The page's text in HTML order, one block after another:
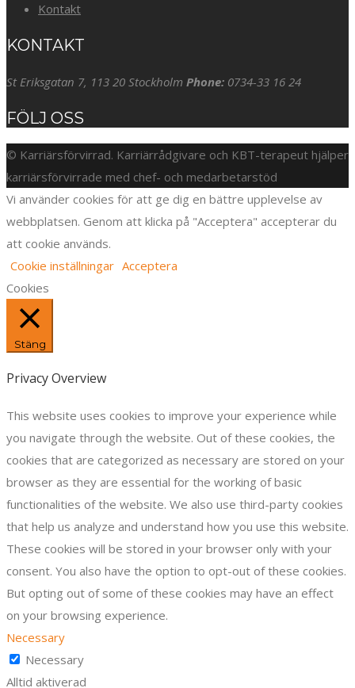
Kontakt
KONTAKT
St Eriksgatan 7, 113 20 Stockholm Phone: 0734-33 16 24
FÖLJ OSS
© Karriärsförvirrad. Karriärrådgivare och KBT-terapeut hjälper
karriärsförvirrade med chef- och medarbetarstöd
Vi använder cookies för att ge dig en bättre upplevelse av
webbplatsen. Genom att klicka på "Acceptera" accepterar du
att cookie används.
Cookie inställningar Acceptera
Cookies
Stäng
Privacy Overview
This website uses cookies to improve your experience while
you navigate through the website. Out of these cookies, the
cookies that are categorized as necessary are stored on your
browser as they are essential for the working of basic
functionalities of the website. We also use third-party cookies
that help us analyze and understand how you use this website.
These cookies will be stored in your browser only with your
consent. You also have the option to opt-out of these cookies.
But opting out of some of these cookies may have an effect
on your browsing experience.
Necessary
Necessary
Alltid aktiverad